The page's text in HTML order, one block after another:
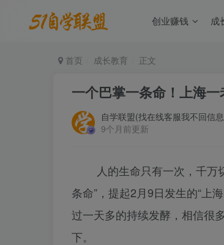
创业赚钱 成
首页 成长教育 正文
一个巴掌一条命！上海
自学联盟(找在线客服我不回信
9个月前更新
人的生命只有一次，千万切
条命”，提起2月9日发生的“上
过一天多的持续发酵，相信很
下。